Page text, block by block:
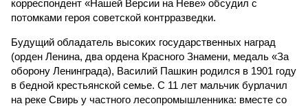
корреспондент «Нашей Версии на Неве» обсудил с
потомками героя советской контрразведки.
Будущий обладатель высоких государственных наград
(орден Ленина, два ордена Красного Знамени, медаль «За
оборону Ленинграда), Василий Пашкин родился в 1901 году
в бедной крестьянской семье. С 11 лет мальчик бурлачил
на реке Свирь у частного лесопромышленника: вместе со